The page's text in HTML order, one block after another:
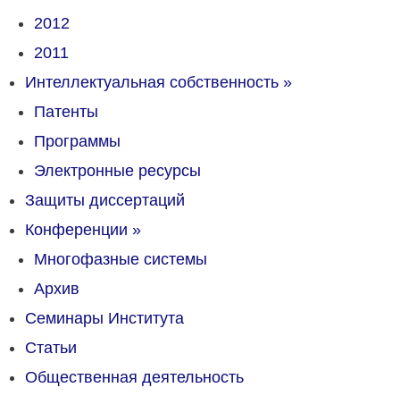
2012
2011
Интеллектуальная собственность »
Патенты
Программы
Электронные ресурсы
Защиты диссертаций
Конференции »
Многофазные системы
Архив
Семинары Института
Статьи
Общественная деятельность